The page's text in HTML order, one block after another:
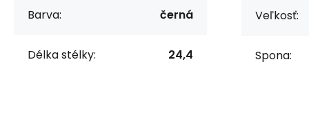
Barva: černá
Délka stélky: 24,4
Veľkosť:
Spona: